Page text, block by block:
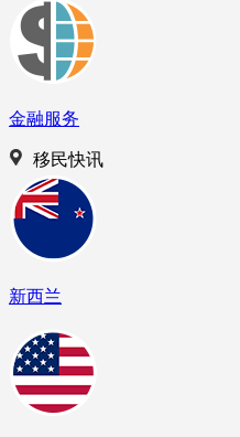
金融服务
移民快讯
新西兰